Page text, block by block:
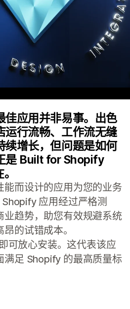
佳应用并非易事。出色
运行流畅、工作流无缝
续增长，但问题是如何
是 Built for Shopify
能而设计的应用为您的业务
应用经过严格测
业趋势，助您有效规避系统
的试错成本。
可放心安装。这代表该应
满足 Shopify 的最高质量标